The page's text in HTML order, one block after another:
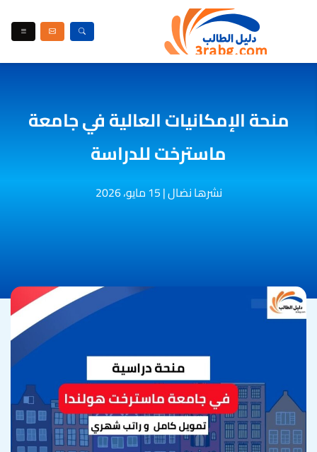
منحة الإمكانيات العالية في جامعة
ماسترخت للدراسة
نشرها نضال|15 مايو، 2026